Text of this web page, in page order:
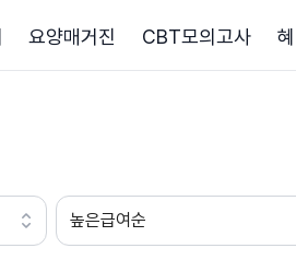
요양매거진 CBT모의고사
높은급여순